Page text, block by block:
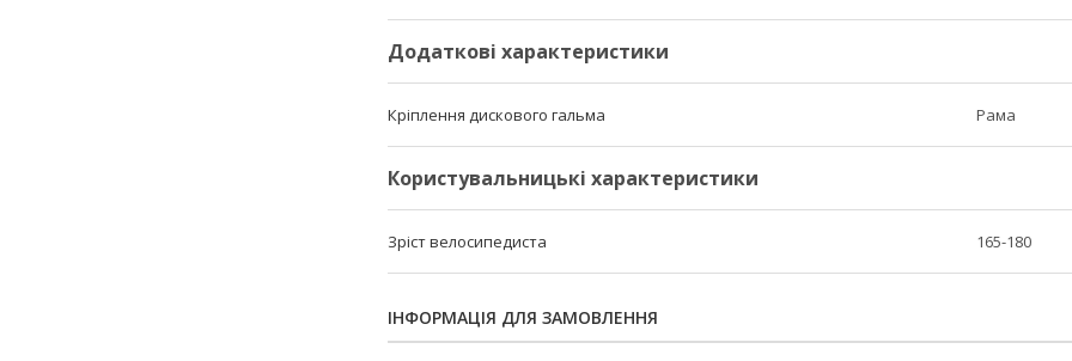
Додаткові характеристики
Кріплення дискового гальма Рама
Користувальницькі характеристики
Зріст велосипедиста 165-180
ІНФОРМАЦІЯ ДЛЯ ЗАМОВЛЕННЯ